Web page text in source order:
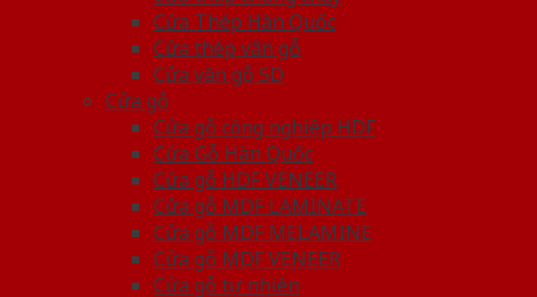
Cửa Thép Hàn Quốc
Cửa thép vân gỗ
Cửa vân gỗ 5D
Cửa gỗ
Cửa gỗ công nghiệp HDF
Cửa Gỗ Hàn Quốc
Cửa gỗ HDF VENEER
Cửa gỗ MDF LAMINATE
Cửa gỗ MDF MELAMINE
Cửa gỗ MDF VENEER
Cửa gỗ tự nhiên